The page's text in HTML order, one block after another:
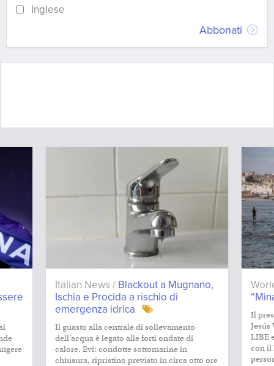
Inglese
Abbonati
Italian News / Blackout a Mugnano,
Ischia e Procida a rischio di
emergenza idrica
Il guasto alla centrale di sollevamento
dell’acqua è legato alle forti ondate di
calore. Evi: condotte sottomarine in
chiusura, ripristino previsto in circa otto ore
Il
LIBE
con il